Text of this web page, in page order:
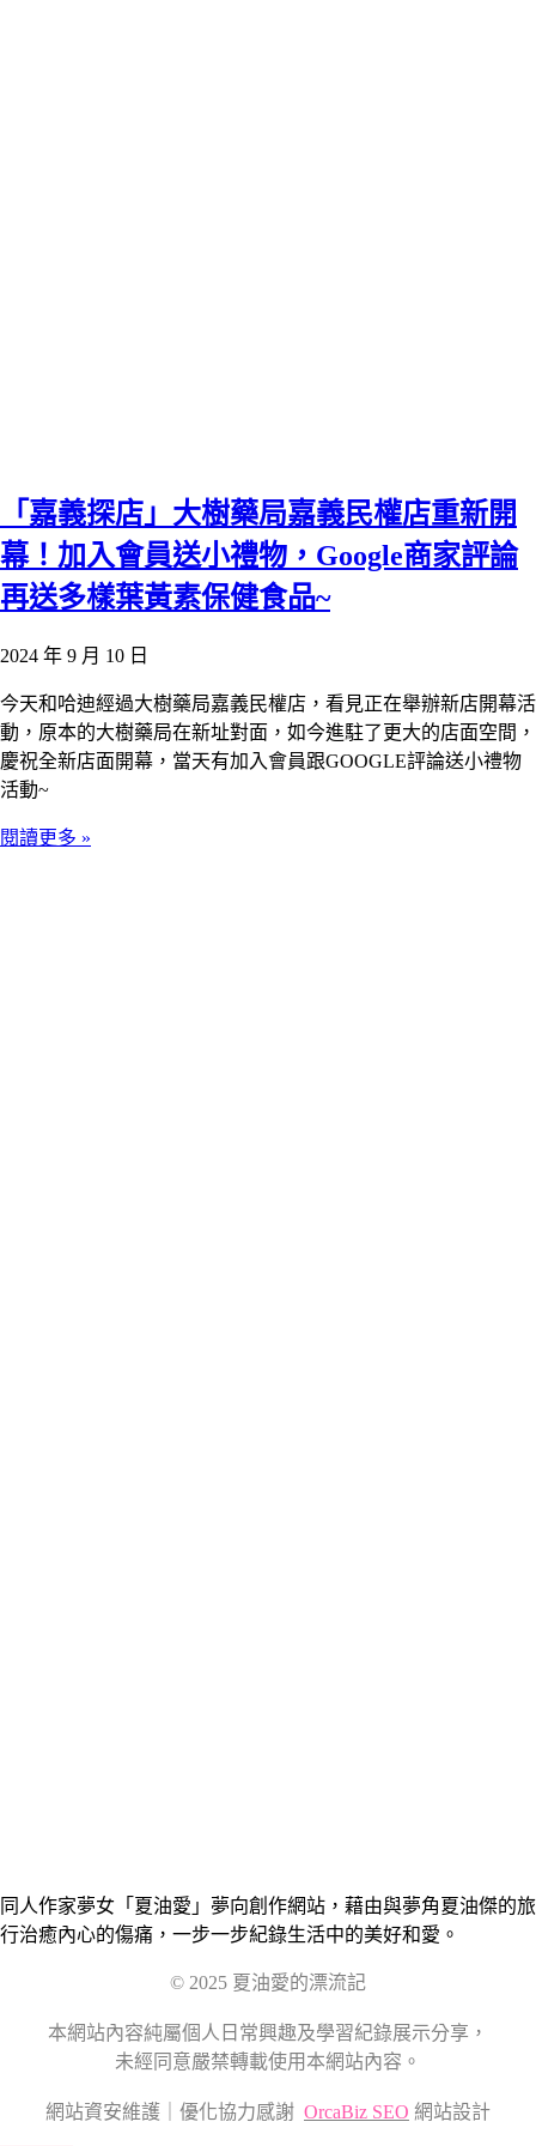
「嘉義探店」大樹藥局嘉義民權店重新開
幕！加入會員送小禮物，Google商家評論
再送多樣葉黃素保健食品~
2024 年 9 月 10 日
今天和哈迪經過大樹藥局嘉義民權店，看見正在舉辦新店開幕活
動，原本的大樹藥局在新址對面，如今進駐了更大的店面空間，
慶祝全新店面開幕，當天有加入會員跟GOOGLE評論送小禮物
活動~
閱讀更多 »
同人作家夢女「夏油愛」夢向創作網站，藉由與夢角夏油傑的旅
行治癒內心的傷痛，一步一步紀錄生活中的美好和愛。
© 2025 夏油愛的漂流記
本網站內容純屬個人日常興趣及學習紀錄展示分享，
未經同意嚴禁轉載使用本網站內容。
網站資安維護｜優化協力感謝 OrcaBiz SEO 網站設計